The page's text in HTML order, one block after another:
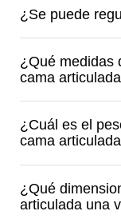
¿Se puede
¿Qué medidas
cama
¿Cuál es el
cama
¿Qué
articulada una